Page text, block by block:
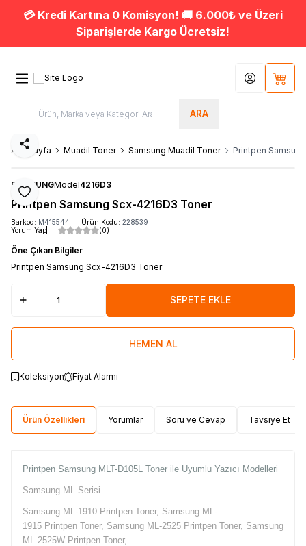
💳 Kredi Kartına 0 Komisyon! 🚚 6.000₺ ve Üzeri
Siparişlerde Kargo Ücretsiz!
ARA
Hesabım
Ana Sayfa Muadil Toner Samsung Muadil Toner Printpen
Favoriye Ekle
Paylaş
SAMSUNGModel4216D3
Printpen Samsung Scx-4216D3 Toner
Barkod: M415544 Ürün Kodu: 228539
Yorum Yap
(0)
Öne Çıkan Bilgiler
Printpen Samsung Scx-4216D3 Toner
SEPETE EKLE
HEMEN AL
Koleksiyon Fiyat Alarmı
Ürün Özellikleri Yorumlar Soru ve Cevap Tavsiye Et
Printpen Samsung MLT-D105L Toner ile Uyumlu Yazıcı Modelleri
Samsung ML Serisi
Samsung ML-1910 Printpen Toner, Samsung ML-
1915 Printpen Toner, Samsung ML-2525 Printpen Toner, Samsung
ML-2525W Printpen Toner,